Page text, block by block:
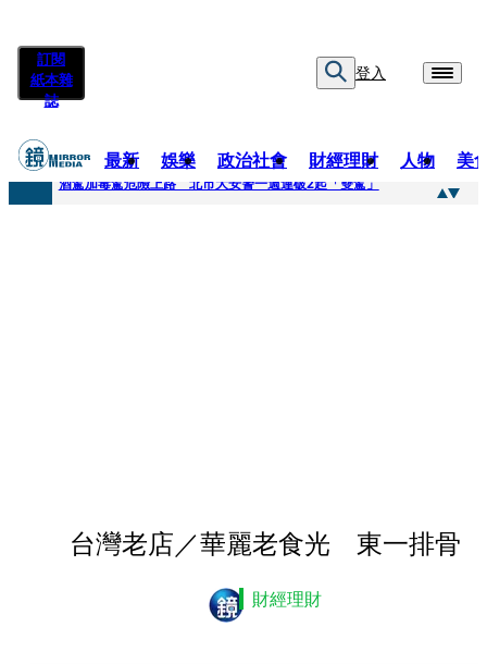
訂閱
紙本雜
誌
登入
最新 娛樂 政治社會 財經理財 人物 美
快訊
酒駕加毒駕危險上路 北市大安警一週連破2起「雙駕」
台灣老店／華麗老食光 東一排骨
財經理財